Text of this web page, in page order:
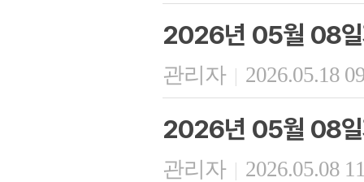
2026년 05월 08일
관리자 | 2026.05.18
2026년 05월 08일
관리자 | 2026.05.08